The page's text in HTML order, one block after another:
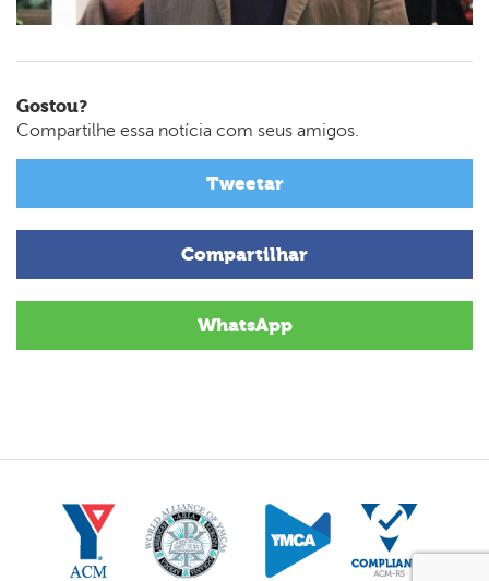
Gostou?
Compartilhe essa notícia com seus amigos.
Tweetar
Compartilhar
WhatsApp